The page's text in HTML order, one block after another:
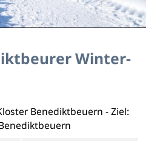
Winter-
Benediktbeuern - Ziel: